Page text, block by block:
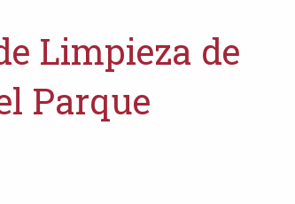
Limpieza de
Parque